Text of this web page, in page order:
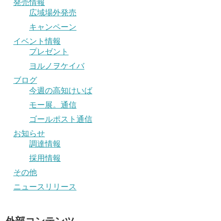
発売情報
広域場外発売
キャンペーン
イベント情報
プレゼント
ヨルノヲケイバ
ブログ
今週の高知けいば
モー展。通信
ゴールポスト通信
お知らせ
調達情報
採用情報
その他
ニュースリリース